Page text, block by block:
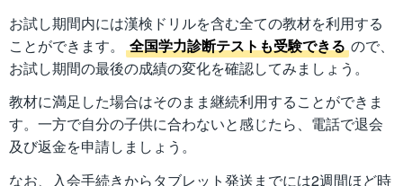
お試し期間内には漢検ドリルを含む全ての教材を利用する
ことができます。
全国学力診断テストも受験できる ので、
お試し期間の最後の成績の変化を確認してみましょう。
教材に満足した場合はそのまま継続利用することができま
す。一方で自分の子供に合わないと感じたら、電話で退会
及び返金を申請しましょう。
なお、入会手続きからタブレット発送までには2週間ほど時